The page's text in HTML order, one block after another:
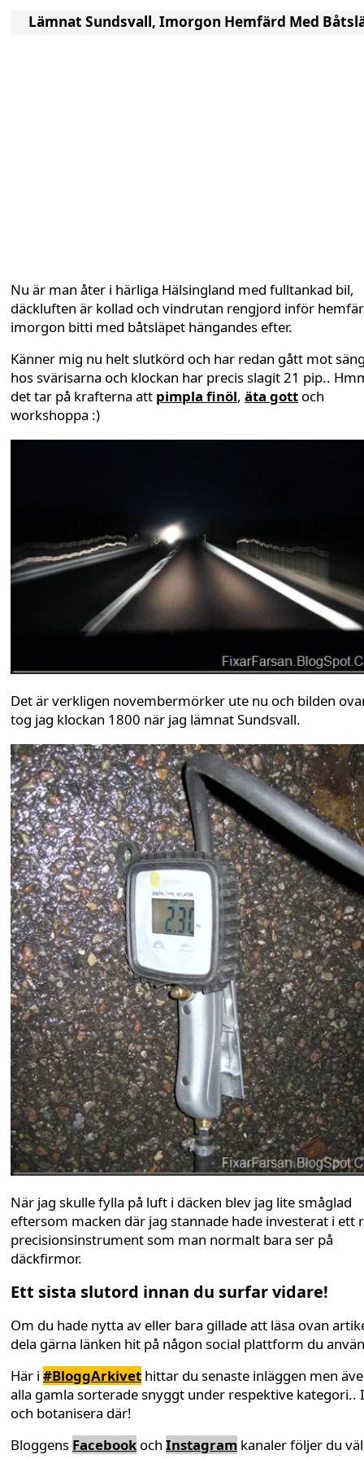
Lämnat Sundsvall, Imorgon Hemfärd Med
Nu är man åter i härliga Hälsingland med fulltankad bil,
däckluften är kollad och vindrutan rengjord inför
imorgon bitti med båtsläpet hängandes efter.
Känner mig nu helt slutkörd och har redan gått mot
hos svärisarna och klockan har precis slagit 21 pip..
det tar på krafterna att pimpla finöl, äta gott och
workshoppa :)
Det är verkligen novembermörker ute nu och bilden
tog jag klockan 1800 när jag lämnat Sundsvall.
När jag skulle fylla på luft i däcken blev jag lite småglad
eftersom macken där jag stannade hade investerat i ett
precisionsinstrument som man normalt bara ser på
däckfirmor.
Ett sista slutord innan du surfar vidare!
Om du hade nytta av eller bara gillade att läsa ovan
dela gärna länken hit på någon social plattform du
Här i #BloggArkivet hittar du senaste inläggen men
alla gamla sorterade snyggt under respektive kategori..
och botanisera där!
Bloggens Facebookoch Instagram kanaler följer du väl